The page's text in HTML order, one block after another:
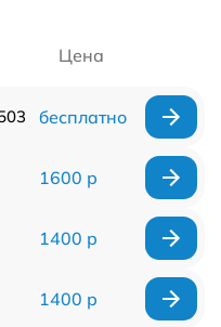
Цена
бесплатно
1600 р
1400 р
1400 р